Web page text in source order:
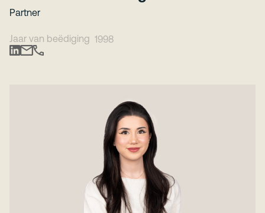
Partner
Jaar van beëdiging 1998